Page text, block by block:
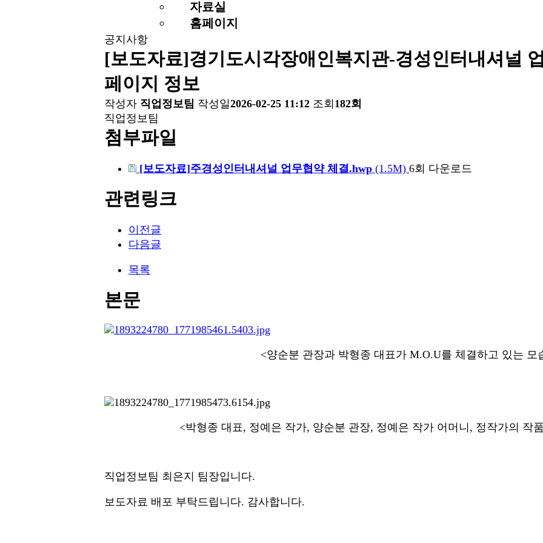
자료실
홈페이지
공지사항
[보도자료]경기도시각장애인복지관-경성인터내셔널
페이지 정보
작성자 직업정보팀 작성일2026-02-25 11:12 조회 182회
직업정보팀
첨부파일
[보도자료]주경성인터내셔널 업무협약 체결.hwp (1.5M) 6회 다운로드
관련링크
이전글
다음글
목록
본문
<양순분 관장과 박형종 대표가 M.O.U를 체결하고 있는 모
<박형종 대표, 정예은 작가, 양순분 관장, 정예은 작가 어머니 , 정작가의 작
직업정보팀 최은지 팀장입니다.
보도자료 배포 부탁드립니다. 감사합니다.